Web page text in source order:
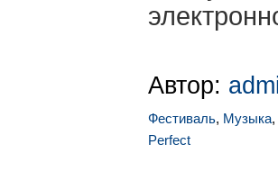
Автор:
Фестиваль, Музыка,
Perfect